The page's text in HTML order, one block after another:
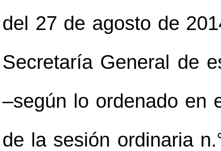
del 27 de agosto de
Secretaría General de
–según lo ordenado en
de la sesión ordinaria